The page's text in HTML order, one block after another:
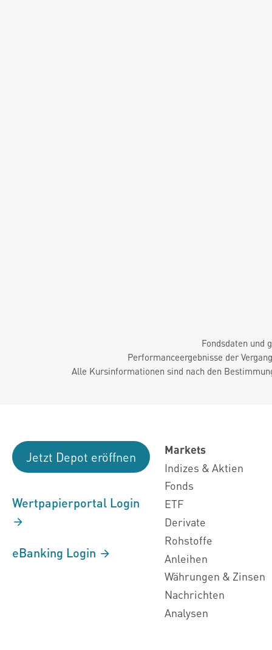
Fondsdaten und
Performanceergebnisse der
Alle Kursinformationen sind nach den
Jetzt Depot eröffnen
Wertpapierportal Login
eBanking Login
Markets
Indizes & Aktien
Fonds
ETF
Derivate
Rohstoffe
Anleihen
Währungen & Zinsen
Nachrichten
Analysen